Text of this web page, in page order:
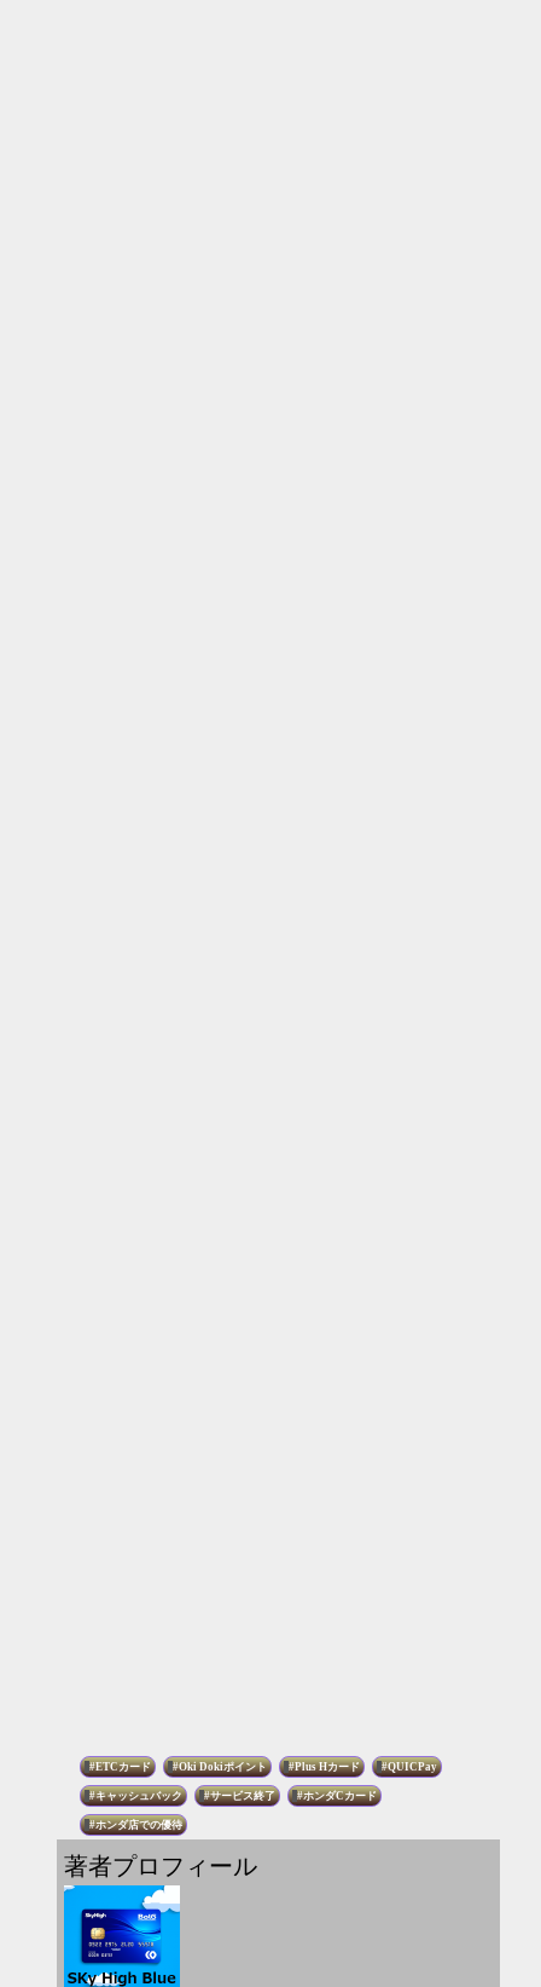
ETCカード Oki Dokiポイント Plus Hカード QUICPay
キャッシュバック サービス終了 ホンダCカード
ホンダ店での優待
著者プロフィール